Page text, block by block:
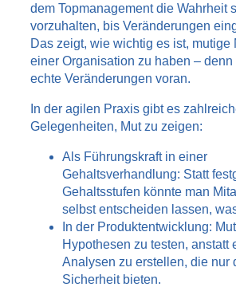
dem Topmanagement die Wahrheit
vorzuhalten, bis Veränderungen
Das zeigt, wie wichtig es ist, mutige
einer Organisation zu haben –
echte Veränderungen voran.
In der agilen Praxis gibt es
Gelegenheiten, Mut zu zeigen:
Als Führungskraft in einer
Gehaltsverhandlung: Statt
Gehaltsstufen könnte man
selbst entscheiden lassen,
In der Produktentwicklung:
Hypothesen zu testen, anstatt
Analysen zu erstellen, die nur
Sicherheit bieten.